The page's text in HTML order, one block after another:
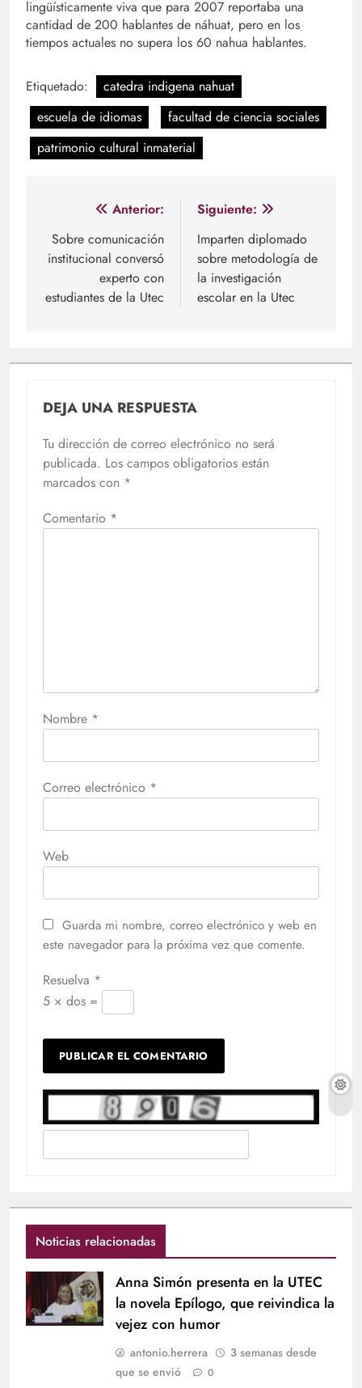
lingüísticamente viva que para 2007 reportaba una
cantidad de 200 hablantes de náhuat, pero en los
tiempos actuales no supera los 60 nahua hablantes.
Etiquetado:
catedra indigena nahuat
escuela de idiomas
facultad de ciencia sociales
patrimonio cultural inmaterial
Navegación
de
entradas
Anterior:
Sobre comunicación
institucional conversó
experto con
estudiantes de la Utec
Siguiente:
Imparten diplomado
sobre metodología de
la investigación
escolar en la Utec
DEJA UNA RESPUESTA
Tu dirección de correo electrónico no será
publicada. Los campos obligatorios están
marcados con *
Comentario *
Nombre *
Correo electrónico *
Web
Guarda mi nombre, correo electrónico y web en
este navegador para la próxima vez que comente.
Resuelva *
5 × dos =
Noticias relacionadas
Anna Simón presenta en la UTEC
la novela Epílogo, que reivindica la
vejez con humor
antonio.herrera
3 semanas desde
que se envió
0